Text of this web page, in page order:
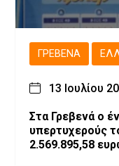
ΓΡΕΒΕΝΆ
13 Ιουλίου
Στα Γρεβενά ο
υπερτυχερούς
2.569.895,58